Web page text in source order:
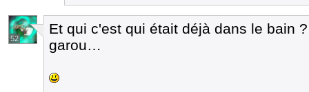
52
Et qui c'est qui était déjà dans le bain
garou…